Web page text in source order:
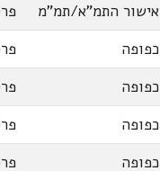
אישור התמ"א/תמ"מ
כפופה
כפופה
כפופה
כפופה